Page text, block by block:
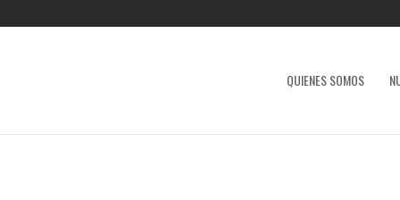
QUIENES SOMOS